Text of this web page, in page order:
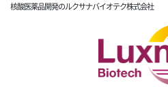
核酸医薬品開発のルクサナバイオテク株式会社